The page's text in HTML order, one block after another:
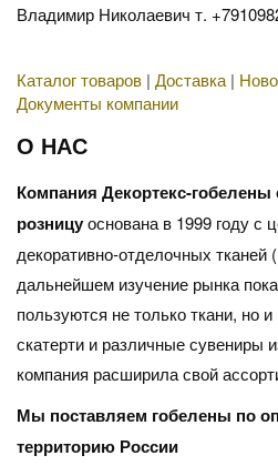
Владимир Николаевич т.
Каталог товаров | Доставка |
Документы компании
О НАС
Компания Декортекс-гобелены
розницуоснована в 1999 году с
декоративно-отделочных тканей
дальнейшем изучение рынка
пользуются не только ткани, но
скатерти и различные сувениры
компания расширила свой
Мы поставляем гобелены по
территорию России